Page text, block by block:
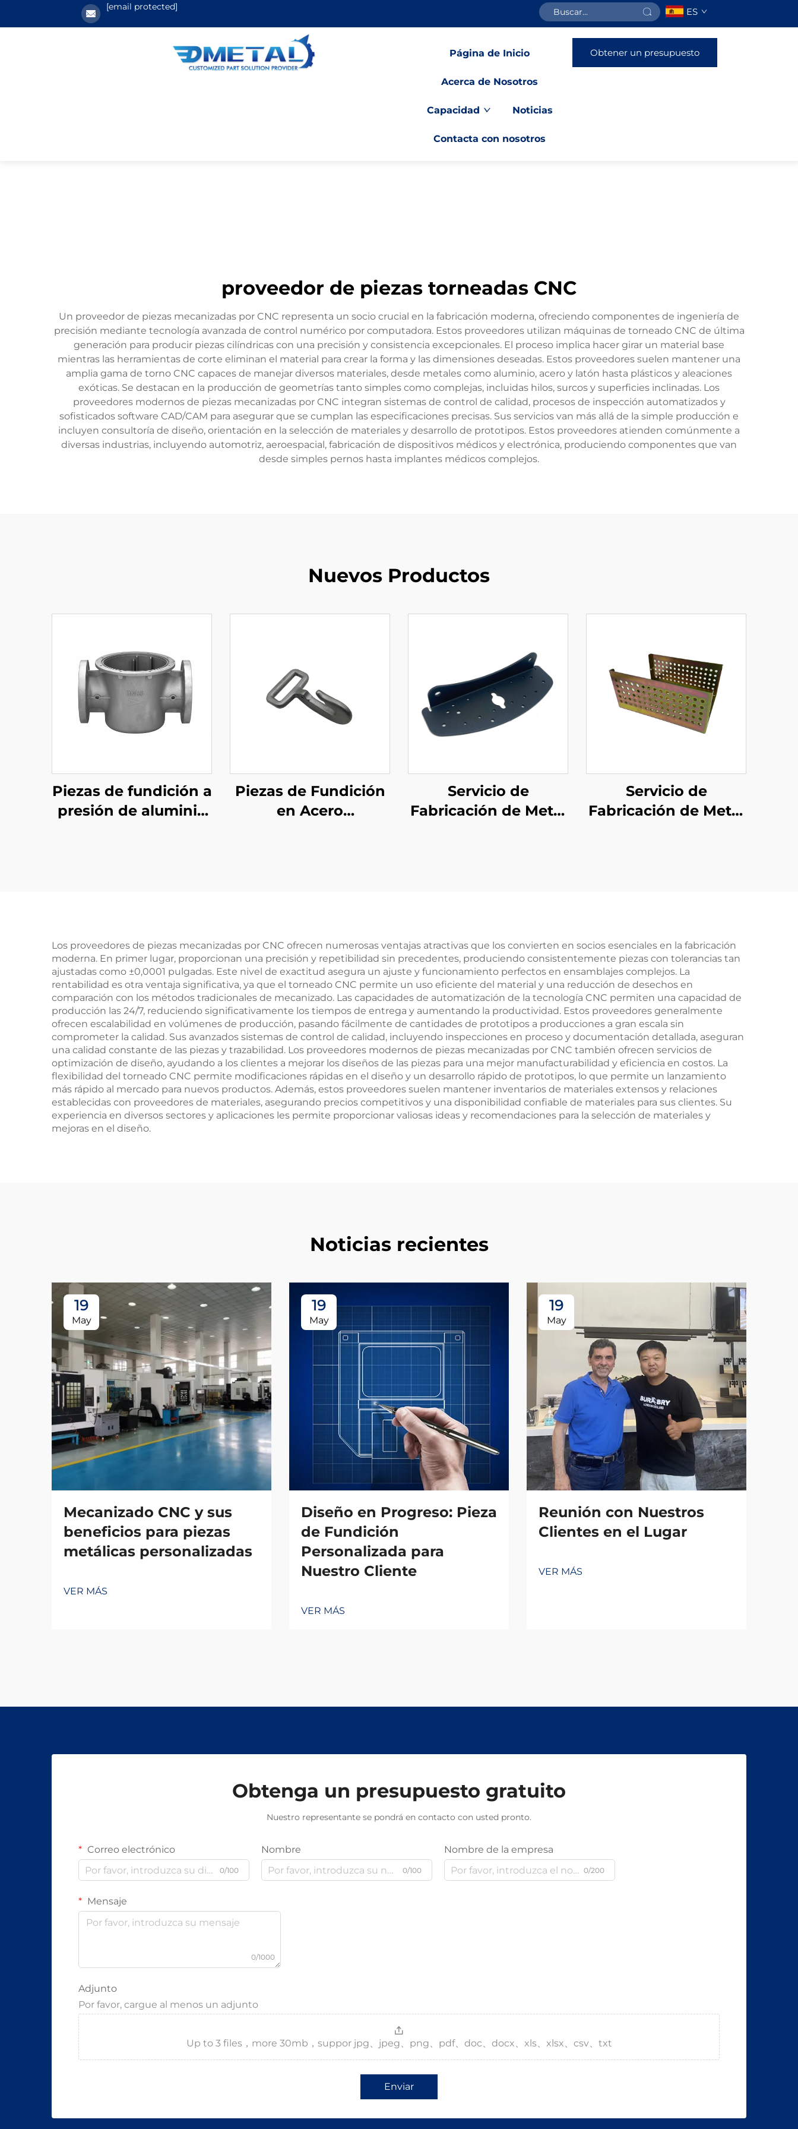
[email protected] ES
Página de Inicio
Acerca de Nosotros
Capacidad Noticias
Contacta con nosotros
Obtener un presupuesto
proveedor de piezas torneadas CNC
Un proveedor de piezas mecanizadas por CNC representa un socio crucial en la fabricación moderna, ofreciendo componentes de ingeniería de
precisión mediante tecnología avanzada de control numérico por computadora. Estos proveedores utilizan máquinas de torneado CNC de última
generación para producir piezas cilíndricas con una precisión y consistencia excepcionales. El proceso implica hacer girar un material base
mientras las herramientas de corte eliminan el material para crear la forma y las dimensiones deseadas. Estos proveedores suelen mantener una
amplia gama de torno CNC capaces de manejar diversos materiales, desde metales como aluminio, acero y latón hasta plásticos y aleaciones
exóticas. Se destacan en la producción de geometrías tanto simples como complejas, incluidas hilos, surcos y superficies inclinadas. Los
proveedores modernos de piezas mecanizadas por CNC integran sistemas de control de calidad, procesos de inspección automatizados y
sofisticados software CAD/CAM para asegurar que se cumplan las especificaciones precisas. Sus servicios van más allá de la simple producción e
incluyen consultoría de diseño, orientación en la selección de materiales y desarrollo de prototipos. Estos proveedores atienden comúnmente a
diversas industrias, incluyendo automotriz, aeroespacial, fabricación de dispositivos médicos y electrónica, produciendo componentes que van
desde simples pernos hasta implantes médicos complejos.
Nuevos Productos
Piezas de fundición a
presión de aluminio
Piezas de Fundición
en Acero
Servicio de
Fabricación de Metal
Servicio de
Fabricación de Metal
Los proveedores de piezas mecanizadas por CNC ofrecen numerosas ventajas atractivas que los convierten en socios esenciales en la fabricación
moderna. En primer lugar, proporcionan una precisión y repetibilidad sin precedentes, produciendo consistentemente piezas con tolerancias tan
ajustadas como ±0,0001 pulgadas. Este nivel de exactitud asegura un ajuste y funcionamiento perfectos en ensamblajes complejos. La
rentabilidad es otra ventaja significativa, ya que el torneado CNC permite un uso eficiente del material y una reducción de desechos en
comparación con los métodos tradicionales de mecanizado. Las capacidades de automatización de la tecnología CNC permiten una capacidad de
producción las 24/7, reduciendo significativamente los tiempos de entrega y aumentando la productividad. Estos proveedores generalmente
ofrecen escalabilidad en volúmenes de producción, pasando fácilmente de cantidades de prototipos a producciones a gran escala sin
comprometer la calidad. Sus avanzados sistemas de control de calidad, incluyendo inspecciones en proceso y documentación detallada, aseguran
una calidad constante de las piezas y trazabilidad. Los proveedores modernos de piezas mecanizadas por CNC también ofrecen servicios de
optimización de diseño, ayudando a los clientes a mejorar los diseños de las piezas para una mejor manufacturabilidad y eficiencia en costos. La
flexibilidad del torneado CNC permite modificaciones rápidas en el diseño y un desarrollo rápido de prototipos, lo que permite un lanzamiento
más rápido al mercado para nuevos productos. Además, estos proveedores suelen mantener inventarios de materiales extensos y relaciones
establecidas con proveedores de materiales, asegurando precios competitivos y una disponibilidad confiable de materiales para sus clientes. Su
experiencia en diversos sectores y aplicaciones les permite proporcionar valiosas ideas y recomendaciones para la selección de materiales y
mejoras en el diseño.
Noticias recientes
19
May
Mecanizado CNC y sus
beneficios para piezas
metálicas personalizadas
VER MÁS
19
May
Diseño en Progreso: Pieza
de Fundición
Personalizada para
Nuestro Cliente
VER MÁS
19
May
Reunión con Nuestros
Clientes en el Lugar
VER MÁS
Obtenga un presupuesto gratuito
Nuestro representante se pondrá en contacto con usted pronto.
Correo electrónico
0/100
Nombre
0/100
Nombre de la empresa
0/200
Mensaje
0/1000
Adjunto
Por favor, cargue al menos un adjunto
Up to 3 files，more 30mb，suppor jpg、jpeg、png、pdf、doc、docx、xls、xlsx、csv、txt
Enviar